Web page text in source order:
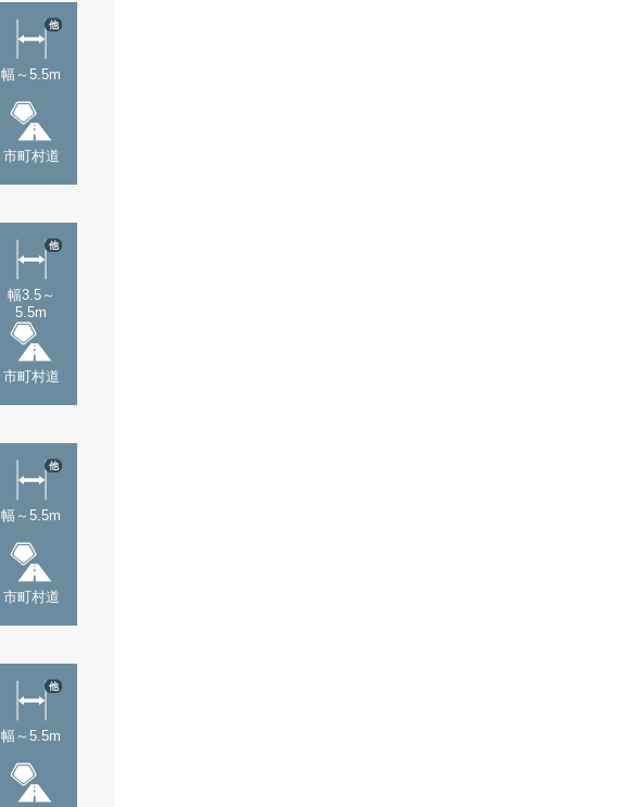
幅～5.5m
他
市町村道
幅3.5～
5.5m
他
市町村道
幅～5.5m
他
市町村道
幅～5.5m
他